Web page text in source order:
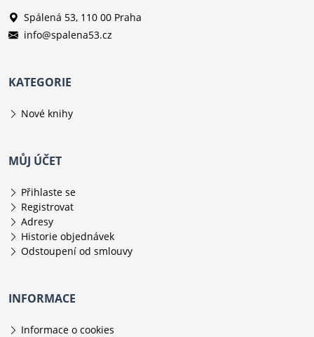
Spálená 53, 110 00 Praha
info@spalena53.cz
KATEGORIE
Nové knihy
MŮJ ÚČET
Přihlaste se
Registrovat
Adresy
Historie objednávek
Odstoupení od smlouvy
INFORMACE
Informace o cookies